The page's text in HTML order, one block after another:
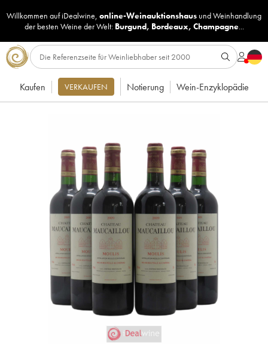
Willkommen auf iDealwine, online-Weinauktionshaus undWeinhandlung
der besten Weine der Welt: Burgund, Bordeaux, Champagne...
Kaufen VERKAUFEN Notierung Wein-Enzyklopädie